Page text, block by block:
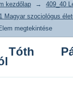
kezdőlap →
409_40
Magyar szociológus
megtekintése
Tóth